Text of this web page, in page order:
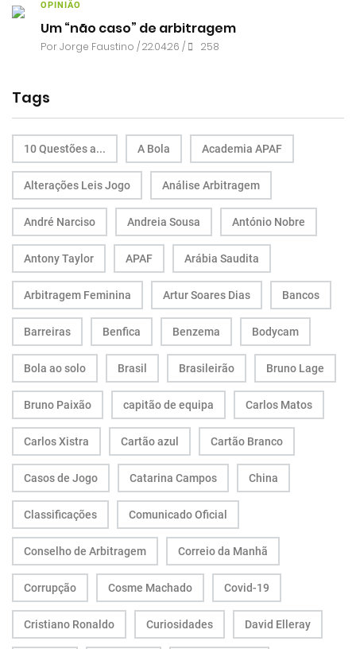
OPINIÃO
Um “não caso” de arbitragem
PorJorge Faustino / 22.04.26 / 258
Tags
10 Questões a... A Bola Academia APAF
Alterações Leis Jogo Análise Arbitragem
André Narciso Andreia Sousa António Nobre
Antony Taylor APAF Arábia Saudita
Arbitragem Feminina Artur Soares Dias Bancos
Barreiras Benfica Benzema Bodycam
Bola ao solo Brasil Brasileirão Bruno Lage
Bruno Paixão capitão de equipa Carlos Matos
Carlos Xistra Cartão azul Cartão Branco
Casos de Jogo Catarina Campos China
Classificações Comunicado Oficial
Conselho de Arbitragem Correio da Manhã
Corrupção Cosme Machado Covid-19
Cristiano Ronaldo Curiosidades David Elleray